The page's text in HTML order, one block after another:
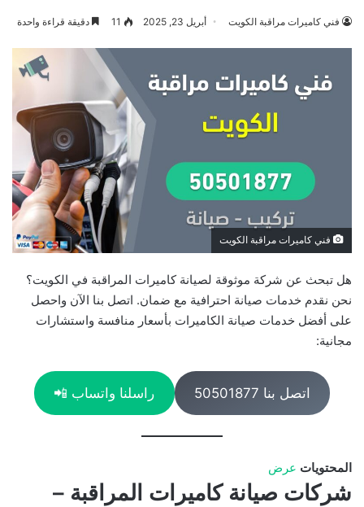
فني كاميرات مراقبة الكويت أبريل 23, 2025 11 دقيقة قراءة واحدة
فني كاميرات مراقبة الكويت
هل تبحث عن شركة موثوقة لصيانة كاميرات المراقبة في الكويت؟
نحن نقدم خدمات صيانة احترافية مع ضمان. اتصل بنا الآن واحصل
على أفضل خدمات صيانة الكاميرات بأسعار منافسة واستشارات
مجانية:
اتصل بنا 50501877 راسلنا واتساب 📲
المحتويات عرض
شركات صيانة كاميرات المراقبة –